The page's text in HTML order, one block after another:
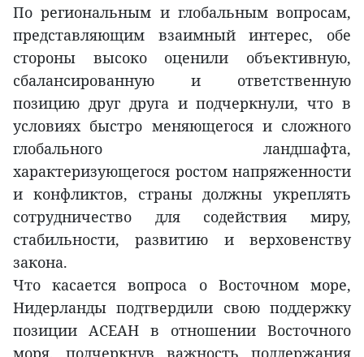
По региональным и глобальным вопросам,
представляющим взаимный интерес, обе
стороны высоко оценили объективную,
сбалансированную и ответственную
позицию друг друга и подчеркнули, что в
условиях быстро меняющегося и сложного
глобального ландшафта,
характеризующегося ростом напряженности
и конфликтов, страны должны укреплять
сотрудничество для содействия миру,
стабильности, развитию и верховенству
закона.
Что касается вопроса о Восточном море,
Нидерланды подтвердили свою поддержку
позиции АСЕАН в отношении Восточного
моря, подчеркнув важность поддержания